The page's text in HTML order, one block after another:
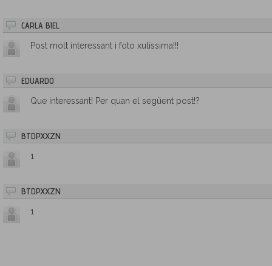
CARLA BIEL
Post molt interessant i foto xulíssima!!!
EDUARDO
Que interessant! Per quan el següent post!?
BTDPXXZN
1
BTDPXXZN
1